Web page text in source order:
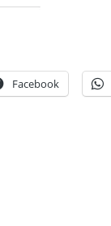
Facebook